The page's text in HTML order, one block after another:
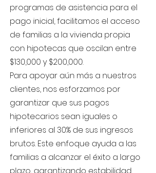
programas de asistencia para el
pago inicial, facilitamos el acceso
de familias a la vivienda propia
con hipotecas que oscilan entre
$130,000 y $200,000.
Para apoyar aún más a nuestros
clientes, nos esforzamos por
garantizar que sus pagos
hipotecarios sean iguales o
inferiores al 30% de sus ingresos
brutos. Este enfoque ayuda a las
familias a alcanzar el éxito a largo